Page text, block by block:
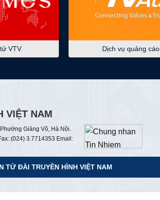
VTV Dịch vụ quảng cáo
VIỆT NAM
Giảng Võ, Hà Nội.
(024) 3.7714353 Email:
TỬĐÀI TRUYỀN HÌNH VIỆT NAM